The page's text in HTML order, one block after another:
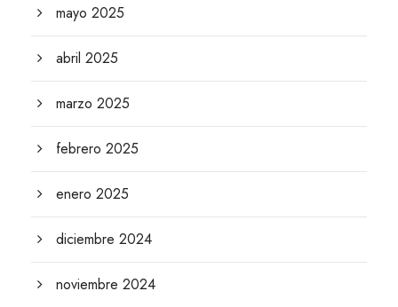
mayo 2025
abril 2025
marzo 2025
febrero 2025
enero 2025
diciembre 2024
noviembre 2024